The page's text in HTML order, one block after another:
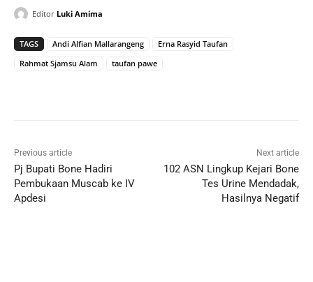
Editor Luki Amima
TAGS Andi Alfian Mallarangeng
Erna Rasyid Taufan
Rahmat Sjamsu Alam
taufan pawe
Previous article
Pj Bupati Bone Hadiri
Pembukaan Muscab ke IV
Apdesi
Next article
102 ASN Lingkup Kejari Bone
Tes Urine Mendadak,
Hasilnya Negatif